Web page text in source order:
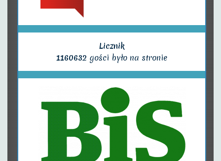
Licznik
1160632 gości było na stronie